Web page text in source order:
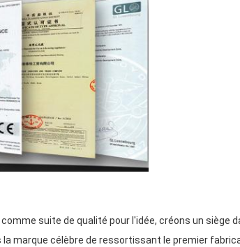
suite de qualité pour l'idée, créons un siège
marque célèbre de ressortissant le premier